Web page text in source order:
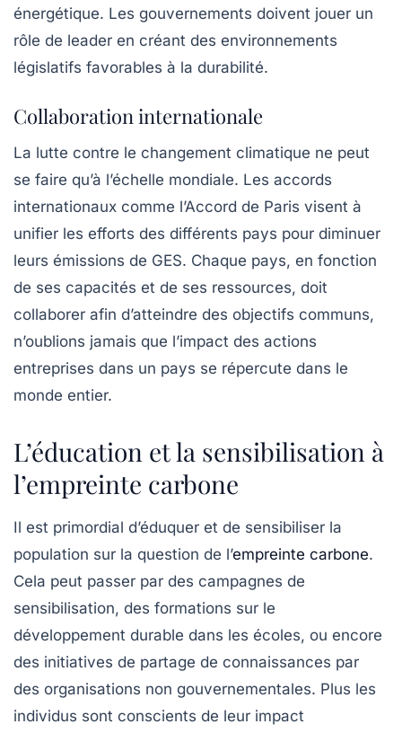
énergétique. Les gouvernements doivent jouer un
rôle de leader en créant des environnements
législatifs favorables à la durabilité.
Collaboration internationale
La lutte contre le changement climatique ne peut
se faire qu’à l’échelle mondiale. Les accords
internationaux comme l’Accord de Paris visent à
unifier les efforts des différents pays pour diminuer
leurs émissions de GES. Chaque pays, en fonction
de ses capacités et de ses ressources, doit
collaborer afin d’atteindre des objectifs communs,
n’oublions jamais que l’impact des actions
entreprises dans un pays se répercute dans le
monde entier.
L’éducation et la sensibilisation à
l’empreinte carbone
Il est primordial d’éduquer et de sensibiliser la
population sur la question de l’empreinte carbone.
Cela peut passer par des campagnes de
sensibilisation, des formations sur le
développement durable dans les écoles, ou encore
des initiatives de partage de connaissances par
des organisations non gouvernementales. Plus les
individus sont conscients de leur impact